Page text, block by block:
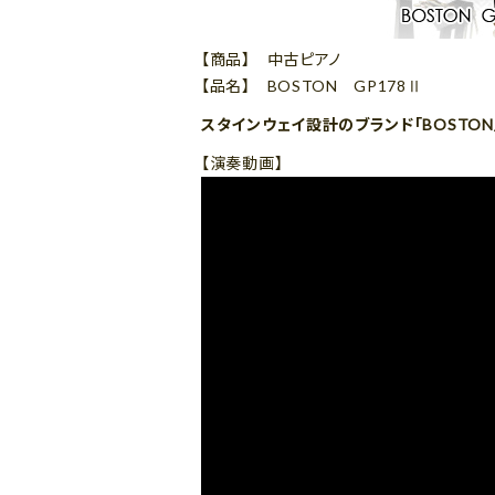
【商品】 中古ピアノ
【品名】 BOSTON GP178Ⅱ
スタインウェイ設計のブランド「BOSTON
【演奏動画】